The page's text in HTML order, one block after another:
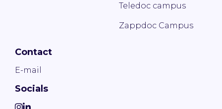
Teledoc campus
Zappdoc Campus
Contact
E-mail
Socials